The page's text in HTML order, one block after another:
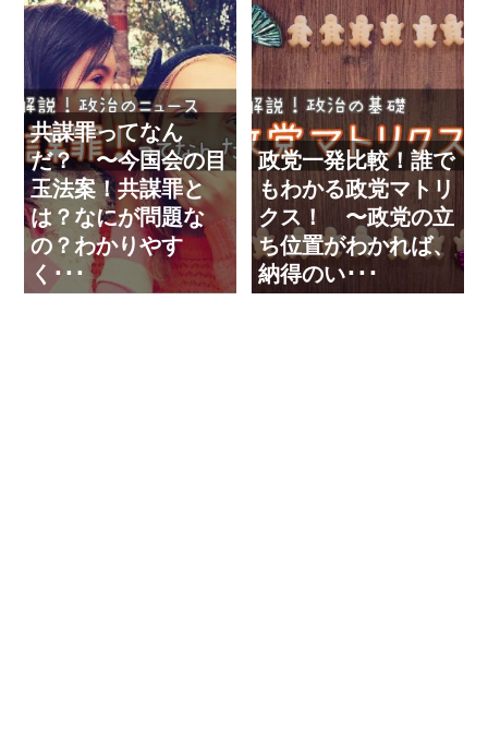
共謀罪ってなん
だ？ 〜今国会の目
玉法案！共謀罪と
は？なにが問題な
の？わかりやす
く･･･
政党一発比較！誰で
もわかる政党マトリ
クス！ 〜政党の立
ち位置がわかれば、
納得のい･･･